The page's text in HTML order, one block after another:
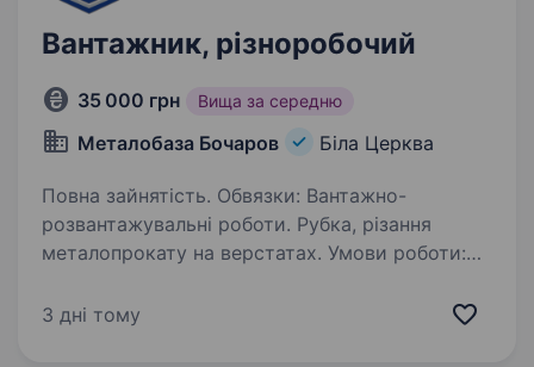
Вантажник, різноробочий
35 000 грн Вища за середню
Металобаза Бочаров Біла Церква
Повна зайнятість. Обвязки: Вантажно-
розвантажувальні роботи. Рубка, різання
металопрокату на верстатах. Умови роботи:
з графіком виходів.
3 дні тому